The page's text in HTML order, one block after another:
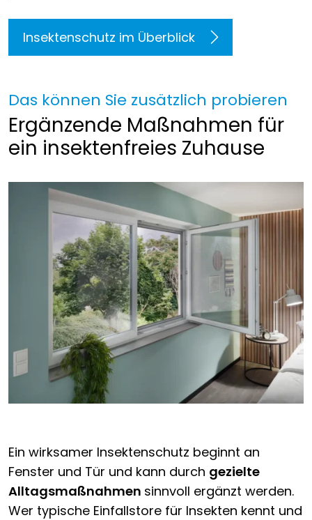
Insektenschutz im Überblick
Das können Sie zusätzlich probieren
Ergänzende Maßnahmen für
ein insektenfreies Zuhause
Ein wirksamer Insektenschutz beginnt an
Fenster und Tür und kann durch gezielte
Alltagsmaßnahmen sinnvoll ergänzt werden.
Wer typische Einfallstore für Insekten kennt und